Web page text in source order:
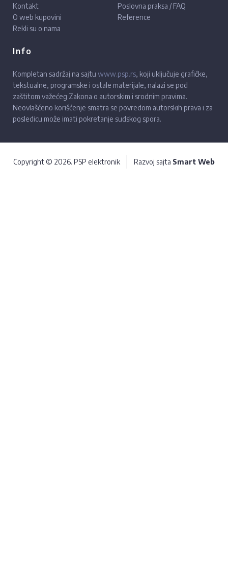
Kontakt
O web kupovini
Rekli su o nama
Poslovna praksa / FAQ
Reference
Info
Kompletan sadržaj na sajtu www.psp.rs, koji uključuje grafičke,
tekstualne, programske i ostale materijale, nalazi se pod
zaštitom važećeg Zakona o autorskim i srodnim pravima.
Neovlašćeno korišćenje smatra se povredom autorskih prava i za
posledicu može imati pokretanje sudskog spora.
Copyright © 2026. PSP elektronik Razvoj sajta Smart Web